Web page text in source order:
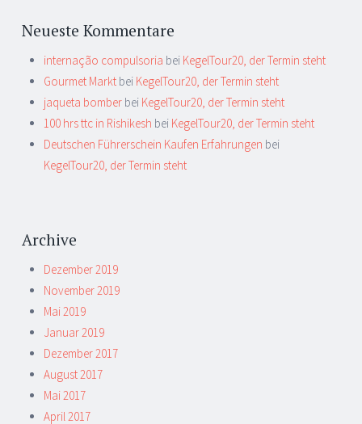
Neueste Kommentare
internação compulsoria bei KegelTour20, der Termin steht
Gourmet Markt bei KegelTour20, der Termin steht
jaqueta bomber bei KegelTour20, der Termin steht
100 hrs ttc in Rishikesh bei KegelTour20, der Termin steht
Deutschen Führerschein Kaufen Erfahrungen bei
KegelTour20, der Termin steht
Archive
Dezember 2019
November 2019
Mai 2019
Januar 2019
Dezember 2017
August 2017
Mai 2017
April 2017